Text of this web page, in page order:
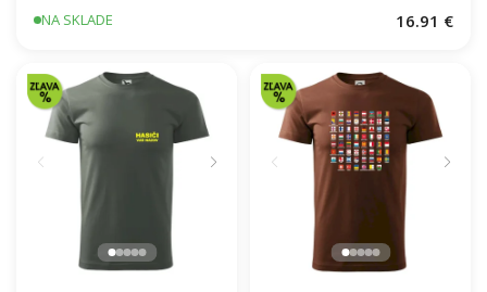
NA SKLADE 16.91 €